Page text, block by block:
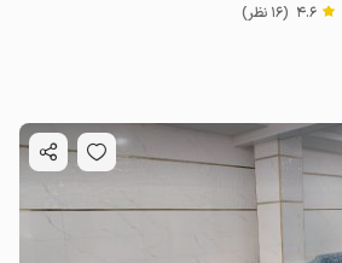
4.6 (16 نظر)